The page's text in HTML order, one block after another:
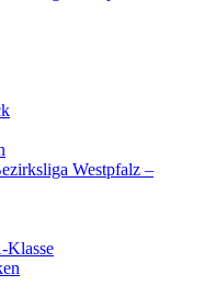
Westpfalz –
Klasse